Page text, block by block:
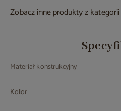
Zobacz inne produkty z kategorii
Materiał konstrukcyjny
Kolor